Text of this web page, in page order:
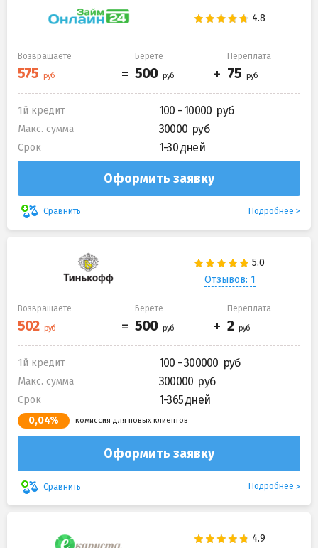
Возвращаете Берете Переплата
1й кредит 100 - 10000
Макс. сумма 30000
Срок 1-30 дней
Оформить заявку
Сравнить Подробнее
Отзывов: 1
Возвращаете Берете Переплата
1й кредит 100 - 300000
Макс. сумма 300000
Срок 1-365 дней
0,04% комиссия для новых клиентов
Оформить заявку
Сравнить Подробнее